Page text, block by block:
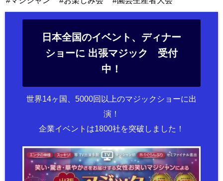
日本全国のイベント、ディナー
ショーに 出張マジック 受付
中！
世界14ヶ国、5000回以上のマジックショーに出
演！
企業イベントは1800社を突破しました！